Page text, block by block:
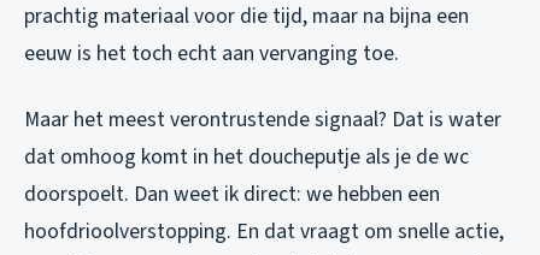
prachtig materiaal voor die tijd, maar na bijna een
eeuw is het toch echt aan vervanging toe.
Maar het meest verontrustende signaal? Dat is water
dat omhoog komt in het doucheputje als je de wc
doorspoelt. Dan weet ik direct: we hebben een
hoofdrioolverstopping. En dat vraagt om snelle actie,